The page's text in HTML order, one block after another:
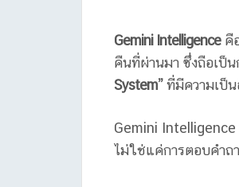
Gemini Intelligenceคื
คืนที่ผ่านมา ซึ่งถือเป็
System”ที่มีความเป็น
Gemini Intelligence
ไม่ใช่แค่การตอบคำ